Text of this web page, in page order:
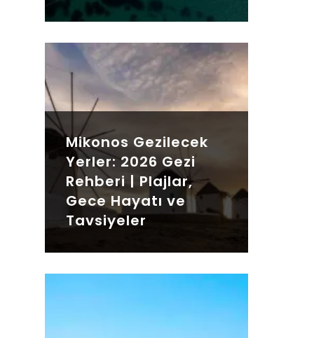
Mikonos Gezilecek
Yerler: 2026 Gezi
Rehberi | Plajlar,
Gece Hayatı ve
Tavsiyeler